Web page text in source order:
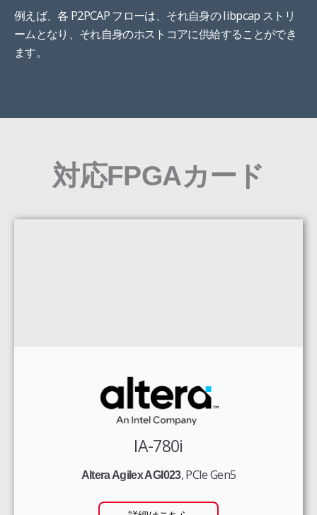
例えば、各 P2PCAP フローは、それ自身の libpcap ストリ
ームとなり、それ自身のホストコアに供給することができ
ます。
対応FPGAカード
IA-780i
Altera Agilex AGI023, PCIe Gen5